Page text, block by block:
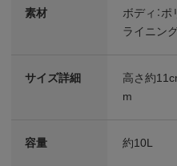
素材
ボディ：
ライニン
サイズ詳細
高さ約
m
容量 約10L